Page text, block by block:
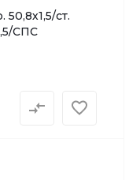
ст.
СПС